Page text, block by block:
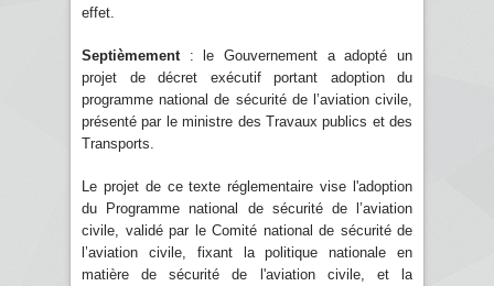
effet.
Septièmement : le Gouvernement a adopté un
projet de décret exécutif portant adoption du
programme national de sécurité de l’aviation civile,
présenté par le ministre des Travaux publics et des
Transports.
Le projet de ce texte réglementaire vise l'adoption
du Programme national de sécurité de l’aviation
civile, validé par le Comité national de sécurité de
l’aviation civile, fixant la politique nationale en
matière de sécurité de l'aviation civile, et la